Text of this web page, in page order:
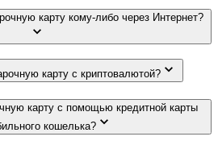
карту кому-либо через Интернет?
карту с криптовалютой?
карту с помощью кредитной карты
кошелька?